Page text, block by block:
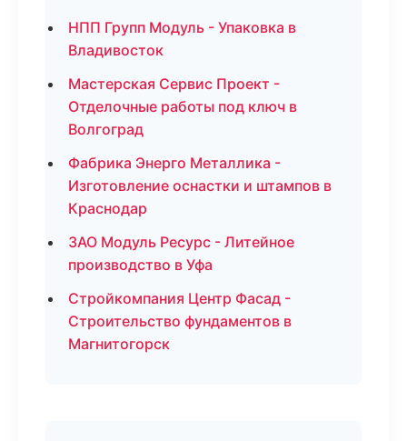
НПП Групп Модуль - Упаковка в
Владивосток
Мастерская Сервис Проект -
Отделочные работы под ключ в
Волгоград
Фабрика Энерго Металлика -
Изготовление оснастки и штампов в
Краснодар
ЗАО Модуль Ресурс - Литейное
производство в Уфа
Стройкомпания Центр Фасад -
Строительство фундаментов в
Магнитогорск